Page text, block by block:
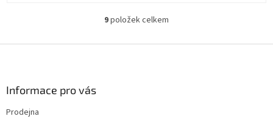
O
l
9položek celkem
Informace pro vás
Prodejna